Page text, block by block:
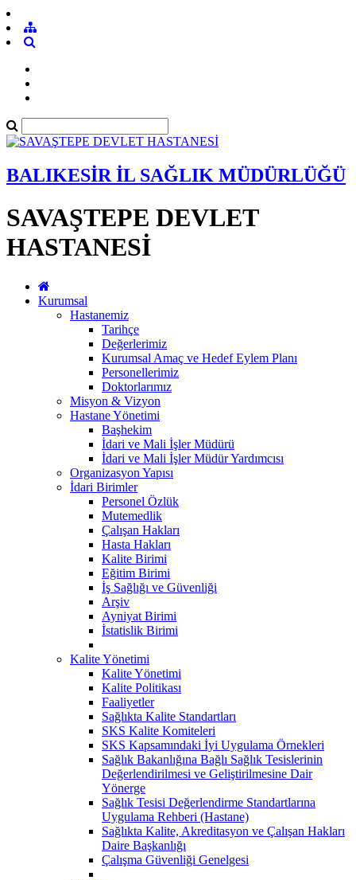
BALIKESİR İL SAĞLIK MÜDÜRLÜĞÜ
SAVAŞTEPE DEVLET
HASTANESİ
Kurumsal
Hastanemiz
Tarihçe
Değerlerimiz
Kurumsal Amaç ve Hedef Eylem Planı
Personellerimiz
Doktorlarımız
Misyon & Vizyon
Hastane Yönetimi
Başhekim
İdari ve Mali İşler Müdürü
İdari ve Mali İşler Müdür Yardımcısı
Organizasyon Yapısı
İdari Birimler
Personel Özlük
Mutemedlik
Çalışan Hakları
Hasta Hakları
Kalite Birimi
Eğitim Birimi
İş Sağlığı ve Güvenliği
Arşiv
Ayniyat Birimi
İstatislik Birimi
Kalite Yönetimi
Kalite Yönetimi
Kalite Politikası
Faaliyetler
Sağlıkta Kalite Standartları
SKS Kalite Komiteleri
SKS Kapsamındaki İyi Uygulama Örnekleri
Sağlık Bakanlığına Bağlı Sağlık Tesislerinin
Değerlendirilmesi ve Geliştirilmesine Dair
Yönerge
Sağlık Tesisi Değerlendirme Standartlarına
Uygulama Rehberi (Hastane)
Sağlıkta Kalite, Akreditasyon ve Çalışan Hakları
Daire Başkanlığı
Çalışma Güvenliği Genelgesi